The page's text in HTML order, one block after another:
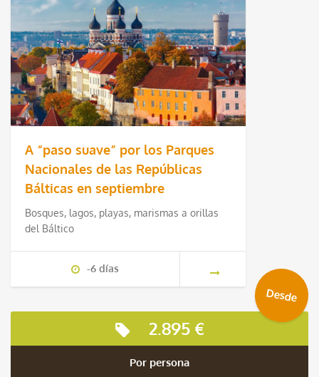
A “paso suave” por los Parques
Nacionales de las Repúblicas
Bálticas en septiembre
Bosques, lagos, playas, marismas a orillas
del Báltico
-6 días
2.895 €
Por persona
Desde